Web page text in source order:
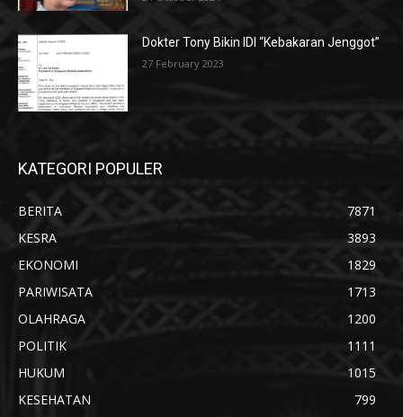
Dokter Tony Bikin IDI “Kebakaran Jenggot”
27 February 2023
KATEGORI POPULER
BERITA
7871
KESRA
3893
EKONOMI
1829
PARIWISATA
1713
OLAHRAGA
1200
POLITIK
1111
HUKUM
1015
KESEHATAN
799